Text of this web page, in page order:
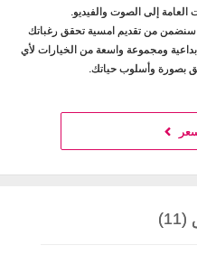
إلى الصوت والفيديو.
سنضمن من تقديم امسية تحقق رغباتك
ومجموعة واسعة من الخيارات لأي
بصورة وأسلوب حياتك.